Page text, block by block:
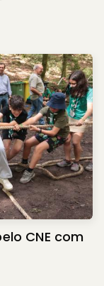
com